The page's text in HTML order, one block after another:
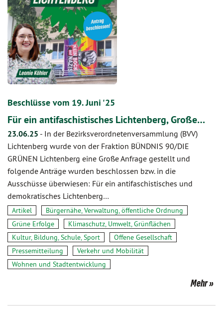
Beschlüsse vom 19. Juni '25
Für ein antifaschistisches Lichtenberg, Große…
23.06.25 - In der Bezirksverordnetenversammlung (BVV)
Lichtenberg wurde von der Fraktion BÜNDNIS 90/DIE
GRÜNEN Lichtenberg eine Große Anfrage gestellt und
folgende Anträge wurden beschlossen bzw. in die
Ausschüsse überwiesen: Für ein antifaschistisches und
demokratisches Lichtenberg…
Artikel
Bürgernähe, Verwaltung, öffentliche Ordnung
Grüne Erfolge
Klimaschutz, Umwelt, Grünflächen
Kultur, Bildung, Schule, Sport
Offene Gesellschaft
Pressemitteilung
Verkehr und Mobilität
Wohnen und Stadtentwicklung
Mehr